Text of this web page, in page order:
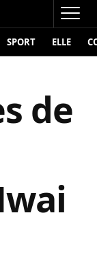
SPORT ELLE
de